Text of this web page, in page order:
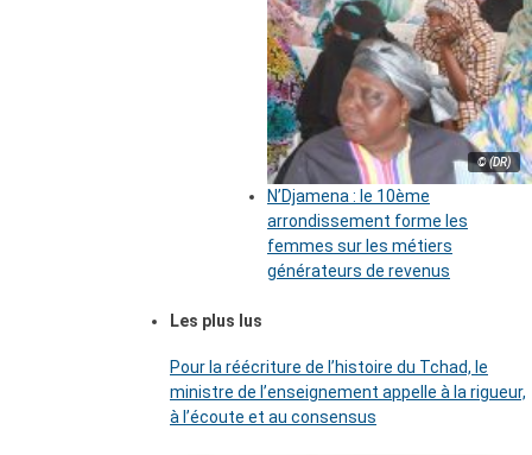
© (DR)
N’Djamena : le 10ème
arrondissement forme les
femmes sur les métiers
générateurs de revenus
Les plus lus
Pour la réécriture de l’histoire du Tchad, le
ministre de l’enseignement appelle à la rigueur,
à l’écoute et au consensus